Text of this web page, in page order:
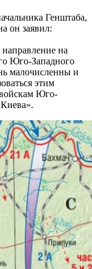
Генштаба,
он заявил:
на
Юго-Западного
малочисленны и
этим
Юго-